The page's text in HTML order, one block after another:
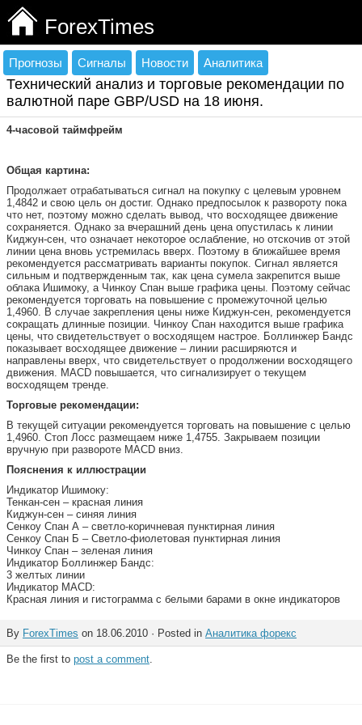
ForexTimes
Прогнозы Сигналы Новости Аналитика
Технический анализ и торговые рекомендации по
валютной паре GBP/USD на 18 июня.
4-часовой таймфрейм
Общая картина:
Продолжает отрабатываться сигнал на покупку с целевым уровнем
1,4842 и свою цель он достиг. Однако предпосылок к развороту пока
что нет, поэтому можно сделать вывод, что восходящее движение
сохраняется. Однако за вчерашний день цена опустилась к линии
Киджун-сен, что означает некоторое ослабление, но отскочив от этой
линии цена вновь устремилась вверх. Поэтому в ближайшее время
рекомендуется рассматривать варианты покупок. Сигнал является
сильным и подтвержденным так, как цена сумела закрепится выше
облака Ишимоку, а Чинкоу Спан выше графика цены. Поэтому сейчас
рекомендуется торговать на повышение с промежуточной целью
1,4960. В случае закрепления цены ниже Киджун-сен, рекомендуется
сокращать длинные позиции. Чинкоу Спан находится выше графика
цены, что свидетельствует о восходящем настрое. Боллинжер Бандс
показывает восходящее движение – линии расширяются и
направлены вверх, что свидетельствует о продолжении восходящего
движения. MACD повышается, что сигнализирует о текущем
восходящем тренде.
Торговые рекомендации:
В текущей ситуации рекомендуется торговать на повышение с целью
1,4960. Стоп Лосс размещаем ниже 1,4755. Закрываем позиции
вручную при развороте MACD вниз.
Пояснения к иллюстрации
Индикатор Ишимоку:
Тенкан-сен – красная линия
Киджун-сен – синяя линия
Сенкоу Спан А – светло-коричневая пунктирная линия
Сенкоу Спан Б – Светло-фиолетовая пунктирная линия
Чинкоу Спан – зеленая линия
Индикатор Боллинжер Бандс:
3 желтых линии
Индикатор MACD:
Красная линия и гистограмма с белыми барами в окне индикаторов
By ForexTimes on 18.06.2010 · Posted in Аналитика форекс
Be the first to post a comment.